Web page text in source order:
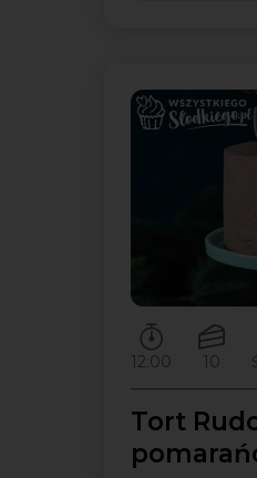
Czas
12:00
Ilość porcji:
10
Poziom
Tort